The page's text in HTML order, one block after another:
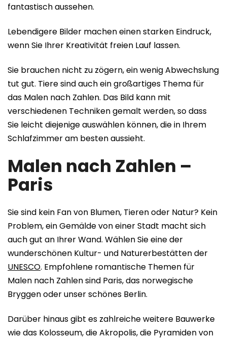
fantastisch aussehen.
Lebendigere Bilder machen einen starken Eindruck,
wenn Sie Ihrer Kreativität freien Lauf lassen.
Sie brauchen nicht zu zögern, ein wenig Abwechslung
tut gut. Tiere sind auch ein großartiges Thema für
das Malen nach Zahlen. Das Bild kann mit
verschiedenen Techniken gemalt werden, so dass
Sie leicht diejenige auswählen können, die in Ihrem
Schlafzimmer am besten aussieht.
Malen nach Zahlen –
Paris
Sie sind kein Fan von Blumen, Tieren oder Natur? Kein
Problem, ein Gemälde von einer Stadt macht sich
auch gut an Ihrer Wand. Wählen Sie eine der
wunderschönen Kultur- und Naturerbestätten der
UNESCO. Empfohlene romantische Themen für
Malen nach Zahlen sind Paris, das norwegische
Bryggen oder unser schönes Berlin.
Darüber hinaus gibt es zahlreiche weitere Bauwerke
wie das Kolosseum, die Akropolis, die Pyramiden von